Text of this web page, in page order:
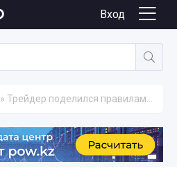
Вход
» Трейдер поделился правилами, которые помогли ему превратить $8 000 в $3 млн